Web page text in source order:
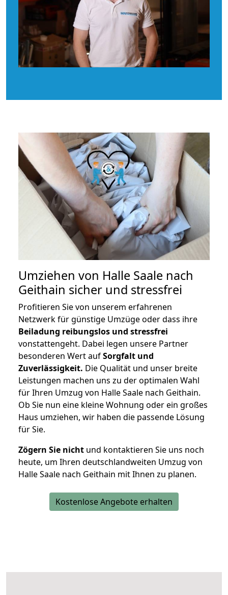
Umziehen von Halle Saale nach
Geithain sicher und stressfrei
Profitieren Sie von unserem erfahrenen
Netzwerk für günstige Umzüge oder dass ihre
Beiladung reibungslos und stressfrei
vonstattengeht. Dabei legen unsere Partner
besonderen Wert aufSorgfalt und
Zuverlässigkeit. Die Qualität und unser breite
Leistungen machen uns zu der optimalen Wahl
für Ihren Umzug von Halle Saale nach Geithain.
Ob Sie nun eine kleine Wohnung oder ein großes
Haus umziehen, wir haben die passende Lösung
für Sie.
Zögern Sie nicht und kontaktieren Sie uns noch
heute, um Ihren deutschlandweiten Umzug von
Halle Saale nach Geithain mit Ihnen zu planen.
Kostenlose Angebote erhalten